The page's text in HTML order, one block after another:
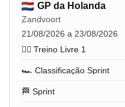
GP da Holanda
Zandvoort
21/08/2026 a 23/08/2026
🏋️‍♂️ Treino Livre 1
🏎️ Classificação Sprint
🏁 Sprint